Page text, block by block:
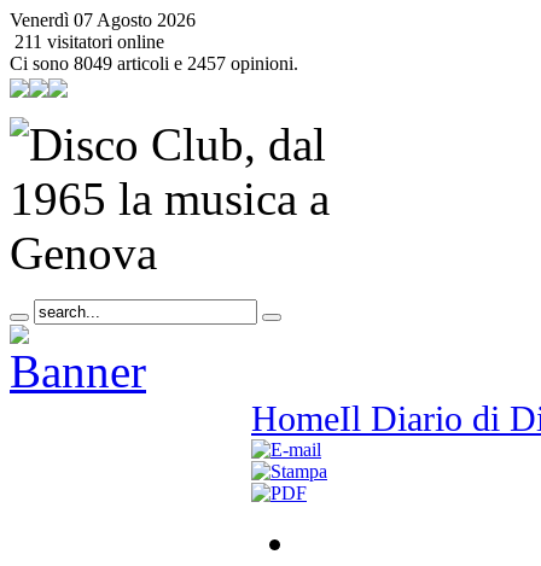
Venerdì 07 Agosto 2026
211 visitatori online
Ci sono 8049 articoli e 2457 opinioni.
HomeIl Diario di